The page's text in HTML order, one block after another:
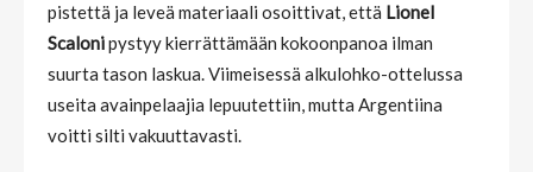
pistettä ja leveä materiaali osoittivat, että Lionel
Scalonipystyy kierrättämään kokoonpanoa ilman
suurta tason laskua. Viimeisessä alkulohko-ottelussa
useita avainpelaajia lepuutettiin, mutta Argentiina
voitti silti vakuuttavasti.